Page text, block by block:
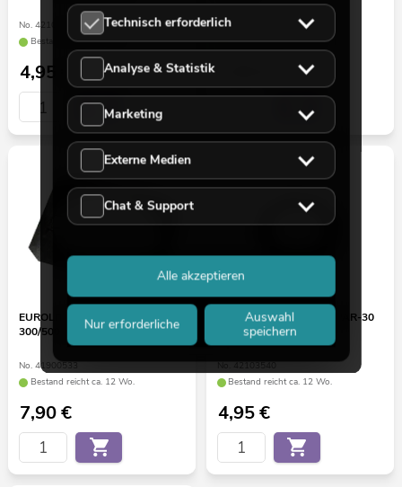
No. 42103621
Bestand reicht ca. 4 Wo.
4,95
No. 41901060
Bestand reicht ca. 12 Wo.
EUROLITE Filterrahmen Theatre
300/500 sw
No. 41900533
Bestand reicht ca. 12 Wo.
7,90€
EUROLITE Filterrahmen PAR-30
Spot schwarz
Bestand reicht ca. 12 Wo.
4,95€
Technisch erforderlich
Analyse & Statistik
Marketing
Externe Medien
Chat & Support
Nur erforderliche
Auswahl
speichern
Alle akzeptieren